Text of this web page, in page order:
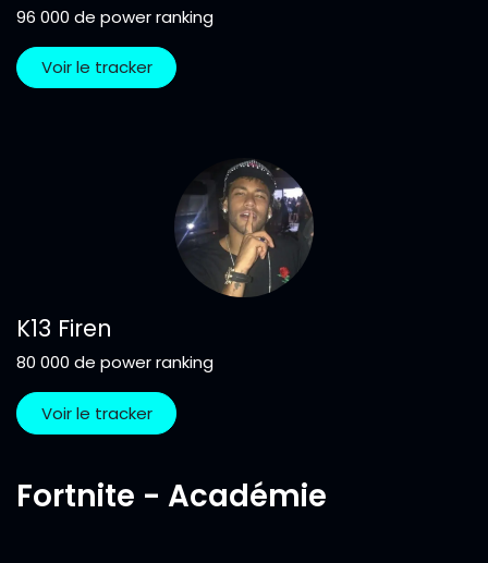
96 000 de power ranking
Voir le tracker
K13 Firen
80 000 de power ranking
Voir le tracker
Fortnite - Académie